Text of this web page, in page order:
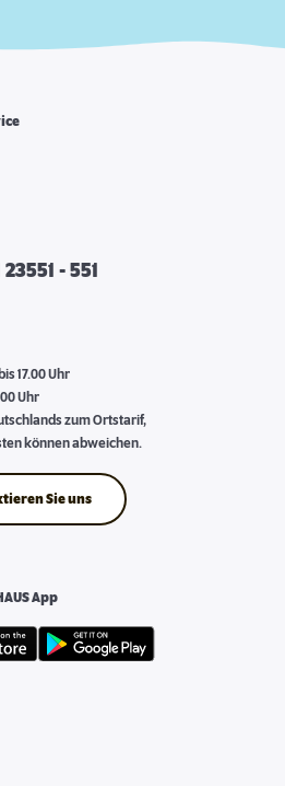
23551 - 551
17.00 Uhr
Uhr
zum Ortstarif,
können abweichen.
Sie uns
App